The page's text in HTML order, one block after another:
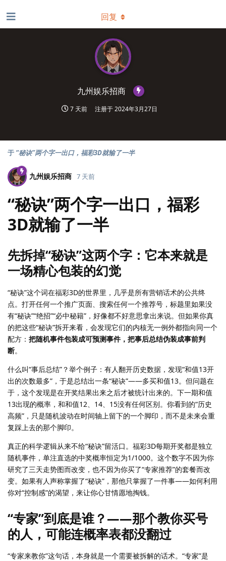
九州娱乐招商
7 天前 注册于2024年3月27日
回复
于 “秘诀”两个字一出口，福彩3D就输了一半
九州娱乐招商 7 天前
“秘诀”两个字一出口，福彩
3D就输了一半
先拆掉“秘诀”这两个字：它本来就是
一场精心包装的幻觉
“秘诀”这个词在福彩3D的世界里，几乎是所有营销话术的公共终
点。打开任何一个推广页面、搜索任何一个推荐号，标题里如果没
有“秘诀”“绝招”“必中秘籍”，好像都不好意思拿出来说。但如果你真
的把这些“秘诀”拆开来看，会发现它们的内核无一例外都指向同一个
配方： 把随机事件包装成可预测事件，把事后总结伪装成事前判
断。
什么叫“事后总结”？举个例子：有人翻开历史数据，发现“和值13开
出的次数最多”，于是总结出一条“秘诀”——多买和值13。但问题在
于，这个发现是在开奖结果出来之后才被统计出来的。下一期和值
13出现的概率，和和值12、14、15没有任何区别。你看到的“历史
高频”，只是随机波动在时间轴上留下的一个脚印，而不是未来会重
复踩上去的那个脚印。
真正的科学逻辑从来不给“秘诀”留活口。福彩3D每期开奖都是独立
随机事件，单注直选的中奖概率恒定为1/1000。这个数字不因为你
研究了三天走势图而改变，也不因为你买了“专家推荐”的套餐而改
变。如果有人声称掌握了“秘诀”，那他只掌握了一件事——如何利用
你对“控制感”的渴望，来让你心甘情愿地掏钱。
“专家”到底是谁？——那个教你买号
的人，可能连概率表都没翻过
“专家来教你”这句话，本身就是一个需要被拆解的话术。“专家”是